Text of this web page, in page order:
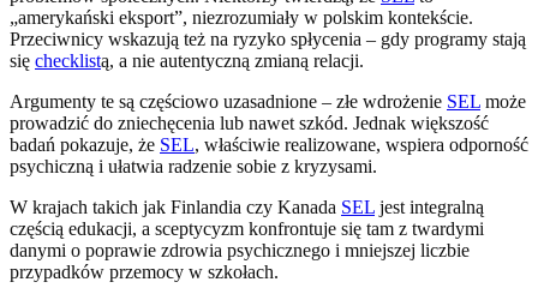
„amerykański eksport”, niezrozumiały w polskim kontekście.
Przeciwnicy wskazują też na ryzyko spłycenia – gdy programy stają
się checklistą, a nie autentyczną zmianą relacji.
Argumenty te są częściowo uzasadnione – złe wdrożenie SEL może
prowadzić do zniechęcenia lub nawet szkód. Jednak większość
badań pokazuje, że SEL, właściwie realizowane, wspiera odporność
psychiczną i ułatwia radzenie sobie z kryzysami.
W krajach takich jak Finlandia czy Kanada SEL jest integralną
częścią edukacji, a sceptycyzm konfrontuje się tam z twardymi
danymi o poprawie zdrowia psychicznego i mniejszej liczbie
przypadków przemocy w szkołach.